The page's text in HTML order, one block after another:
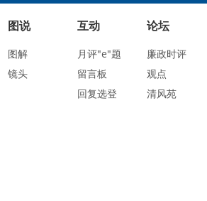
图说
图解
镜头
互动
月评"e"题
留言板
回复选登
论坛
廉政时评
观点
清风苑